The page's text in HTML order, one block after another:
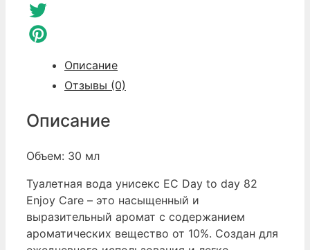
Facebook
Twitter
Описание
Отзывы (0)
Описание
Объем: 30 мл
Туалетная вода унисекс EC Day to day 82
Enjoy Care – это насыщенный и
выразительный аромат с содержанием
ароматических вещество от 10%. Создан для